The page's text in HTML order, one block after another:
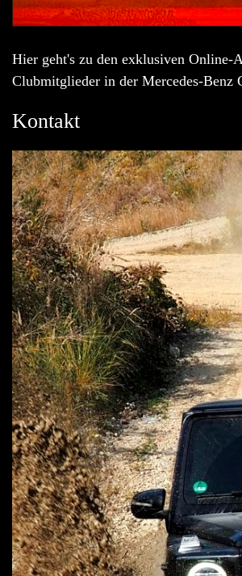
Hier geht's zu den exklusiven Online-
Clubmitglieder in der Mercedes-Benz
Kontakt